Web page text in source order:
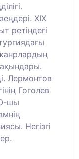
ХІХ
ретіндегі
Лермонтов
Гоголев
шы
Негізгі